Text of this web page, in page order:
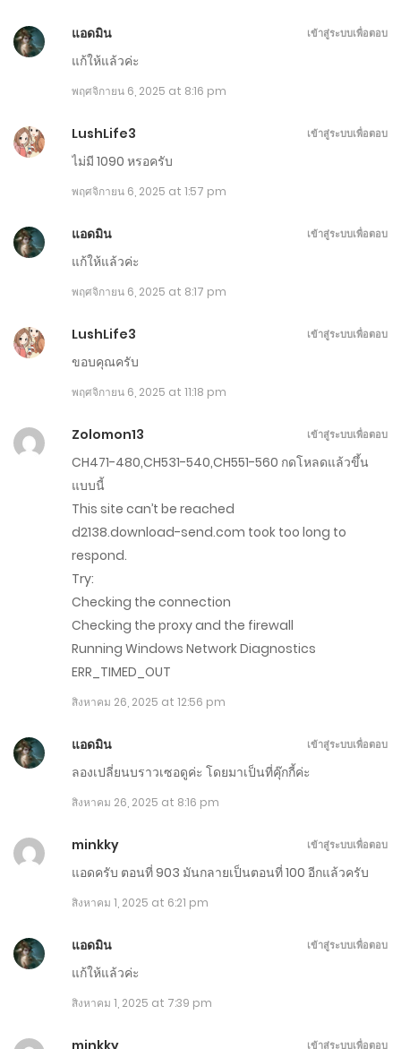
ธันวาคม 31, 2025
ตอนที่ 1191-1200
ธันวาคม 26, 2025
ตอนที่ 1181-1190
ธันวาคม 21, 2025
ตอนที่ 1171-1180
ธันวาคม 11, 2025
ตอนที่ 1151-1160
ตอนที่ 1141-1150
ธันวาคม 1, 2025
ตอนที่ 1131-1140
พฤศจิกายน 26, 2025
ตอนที่ 1121-1130
ตอนที่ 1111-1120
ตอนที่ 1101-1110
พฤศจิกายน 6, 2025
ตอนที่ 1081-1090
ตอนที่ 1071-1080
ตุลาคม 27, 2025
แอดมิน
แก้ให้แล้วค่ะ
พฤศจิกายน 6, 2025 at 8:16 pm
เข้าสู่ระบบเพื่อตอบ
LushLife3
ไม่มี 1090 หรอครับ
พฤศจิกายน 6, 2025 at 1:57 pm
เข้าสู่ระบบเพื่อตอบ
แอดมิน
แก้ให้แล้วค่ะ
พฤศจิกายน 6, 2025 at 8:17 pm
เข้าสู่ระบบเพื่อตอบ
LushLife3
ขอบคุณครับ
พฤศจิกายน 6, 2025 at 11:18 pm
เข้าสู่ระบบเพื่อตอบ
Zolomon13
CH471-480,CH531-540,CH551-560 กดโหลดแล้วขึ้น
แบบนี้
This site can’t be reached
d2138.download-send.com took too long to
respond.
Try:
Checking the connection
Checking the proxy and the firewall
Running Windows Network Diagnostics
ERR_TIMED_OUT
สิงหาคม 26, 2025 at 12:56 pm
เข้าสู่ระบบเพื่อตอบ
แอดมิน
ลองเปลี่ยนบราวเซอดูค่ะ โดยมาเป็นที่คุ๊กกี้ค่ะ
สิงหาคม 26, 2025 at 8:16 pm
เข้าสู่ระบบเพื่อตอบ
minkky
แอดครับ ตอนที่ 903 มันกลายเป็นตอนที่ 100 อีกแล้วครับ
สิงหาคม 1, 2025 at 6:21 pm
เข้าสู่ระบบเพื่อตอบ
แอดมิน
แก้ให้แล้วค่ะ
สิงหาคม 1, 2025 at 7:39 pm
เข้าสู่ระบบเพื่อตอบ
เข้าสู่ระบบเพื่อตอบ